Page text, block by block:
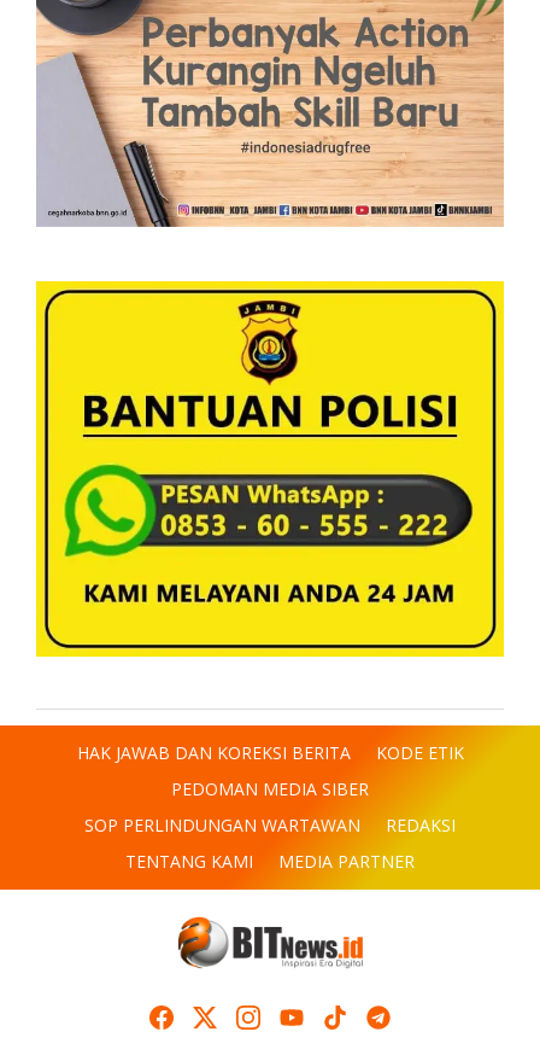
HAK JAWAB DAN KOREKSI BERITA
KODE ETIK
PEDOMAN MEDIA SIBER
SOP PERLINDUNGAN WARTAWAN
REDAKSI
TENTANG KAMI
MEDIA PARTNER